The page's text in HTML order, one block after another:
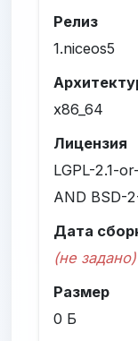
Релиз
1.niceos5
x86_64
Лицензия
LGPL-2.1-
AND BSD-
Дата
(не задано)
Размер
0 Б